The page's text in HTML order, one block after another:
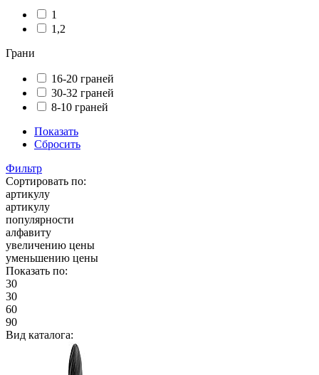
1
1,2
Грани
16-20 граней
30-32 граней
8-10 граней
Показать
Сбросить
Фильтр
Сортировать по:
артикулу
артикулу
популярности
алфавиту
увеличению цены
уменьшению цены
Показать по:
30
30
60
90
Вид каталога: